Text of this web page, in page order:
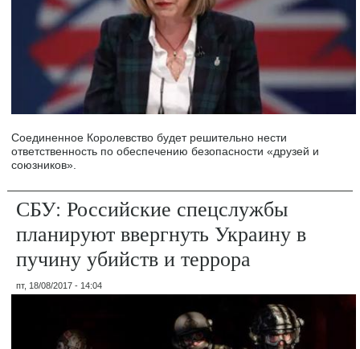
Соединенное Королевство будет решительно нести
ответственность по обеспечению безопасности «друзей и
союзников».
СБУ: Российские спецслужбы
планируют ввергнуть Украину в
пучину убийств и террора
пт, 18/08/2017 - 14:04